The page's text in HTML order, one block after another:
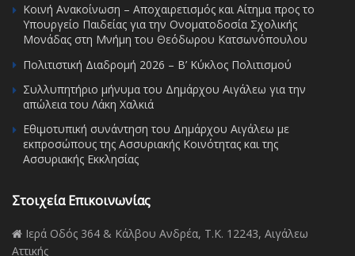
Κοινή Ανακοίνωση – Αποχαιρετισμός και Αίτημα προς το
Υπουργείο Παιδείας για την Ονοματοδοσία Σχολικής
Μονάδας στη Μνήμη του Θεόδωρου Κατσωνόπουλου
Πολιτιστική Διαδρομή 2026 – Β’ Κύκλος Πολιτισμού
Συλλυπητήριο μήνυμα του Δημάρχου Αιγάλεω για την
απώλεια του Λάκη Χαλκιά
Εθιμοτυπική συνάντηση του Δημάρχου Αιγάλεω με
εκπροσώπους της Ασσυριακής Κοινότητας και της
Ασσυριακής Εκκλησίας
Στοιχεία Επικοινωνίας
Ιερά Οδός 364 & Κάλβου Ανδρέα, Τ.Κ. 12243, Αιγάλεω
Αττικής